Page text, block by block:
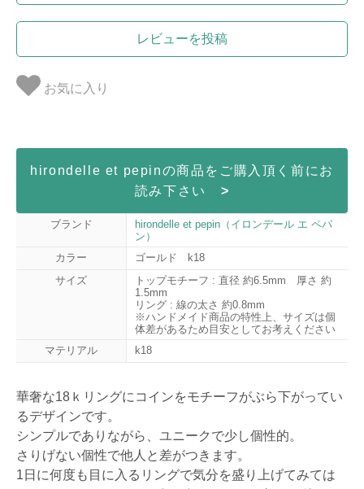
レビューを投稿
お気に入り
hirondelle et pepinの商品をご購入頂く前にお
読み下さい >
ブランド
hirondelle et pepin（イロンデール エ ペパ
ン）
カラー
ゴールド k18
サイズ
トップモチーフ : 直径 約6.5mm 厚さ 約
1.5mm
リング : 線の太さ 約0.8mm
※ハンドメイド商品の特性上、サイズは個
体差があるため目安としてお考えください
マテリアル
k18
華奢な18ｋリングにコインをモチーフがぶら下がってい
るデザインです。
シンプルでありながら、ユニークで少し個性的。
さりげない個性で他人と差がつきます。
1日に何度も目に入るリングで気分を盛り上げてみては